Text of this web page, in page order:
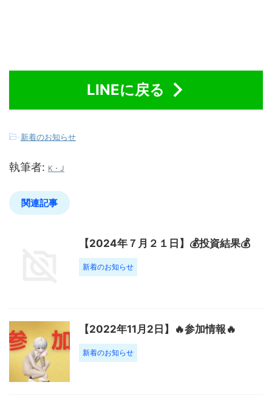
LINEに戻る
-新着のお知らせ
執筆者: K・J
関連記事
【2024年７月２１日】💰投資結果💰
新着のお知らせ
【2022年11月2日】🔥参加情報🔥
新着のお知らせ